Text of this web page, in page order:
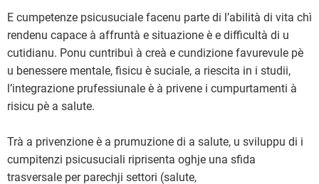
E cumpetenze psicusuciale facenu parte di l’abilità di vita chì
rendenu capace à affruntà e situazione è e difficultà di u
cutidianu. Ponu cuntribuì à creà e cundizione favurevule pè
u benessere mentale, fisicu è suciale, a riescita in i studii,
l’integrazione prufessiunale è à privene i cumpurtamenti à
risicu pè a salute.
Trà a privenzione è a prumuzione di a salute, u sviluppu di i
cumpitenzi psicusuciali riprisenta oghje una sfida
trasversale per parechji settori (salute,